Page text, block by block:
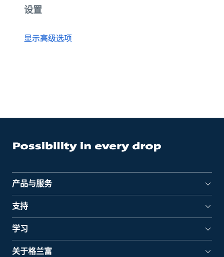
设置
显示高级选项
产品与服务
支持
学习
关于格兰富